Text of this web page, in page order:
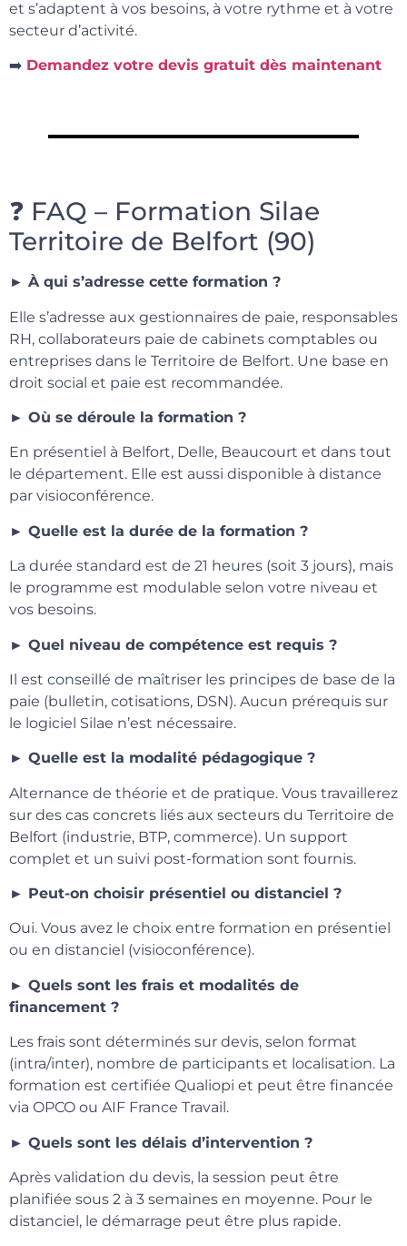
et s’adaptent à vos besoins, à votre rythme et à votre
secteur d’activité.
➡️ Demandez votre devis gratuit dès maintenant
❓ FAQ – Formation Silae
Territoire de Belfort (90)
► À qui s’adresse cette formation ?
Elle s’adresse aux gestionnaires de paie, responsables
RH, collaborateurs paie de cabinets comptables ou
entreprises dans le Territoire de Belfort. Une base en
droit social et paie est recommandée.
► Où se déroule la formation ?
En présentiel à Belfort, Delle, Beaucourt et dans tout
le département. Elle est aussi disponible à distance
par visioconférence.
► Quelle est la durée de la formation ?
La durée standard est de 21 heures (soit 3 jours), mais
le programme est modulable selon votre niveau et
vos besoins.
► Quel niveau de compétence est requis ?
Il est conseillé de maîtriser les principes de base de la
paie (bulletin, cotisations, DSN). Aucun prérequis sur
le logiciel Silae n’est nécessaire.
► Quelle est la modalité pédagogique ?
Alternance de théorie et de pratique. Vous travaillerez
sur des cas concrets liés aux secteurs du Territoire de
Belfort (industrie, BTP, commerce). Un support
complet et un suivi post-formation sont fournis.
► Peut-on choisir présentiel ou distanciel ?
Oui. Vous avez le choix entre formation en présentiel
ou en distanciel (visioconférence).
► Quels sont les frais et modalités de
financement ?
Les frais sont déterminés sur devis, selon format
(intra/inter), nombre de participants et localisation. La
formation est certifiée Qualiopi et peut être financée
via OPCO ou AIF France Travail.
► Quels sont les délais d’intervention ?
Après validation du devis, la session peut être
planifiée sous 2 à 3 semaines en moyenne. Pour le
distanciel, le démarrage peut être plus rapide.